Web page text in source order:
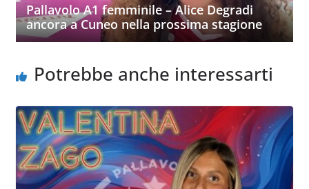
Pallavolo A1 femminile – Alice Degradi
ancora a Cuneo nella prossima stagione
Potrebbe anche interessarti